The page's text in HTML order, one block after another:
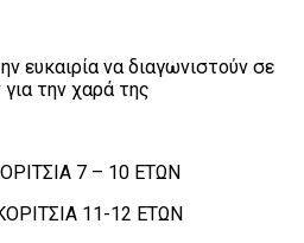
ευκαιρία να διαγωνιστούν σε
την χαρά της
7 – 10 ΕΤΩΝ
11-12 ΕΤΩΝ